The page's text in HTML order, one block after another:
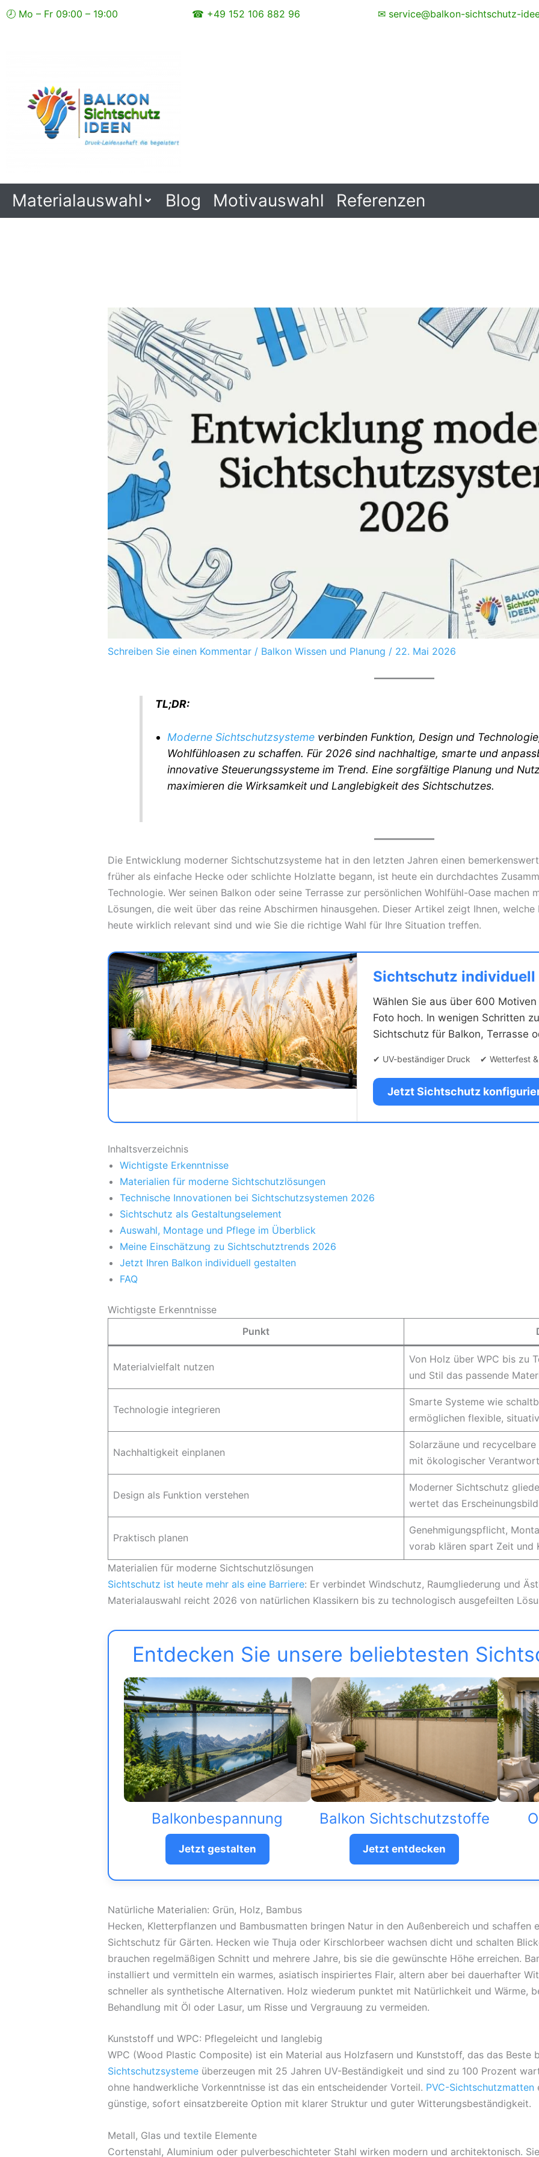
Zum
🕗 Mo – Fr 09:00 – 19:00 ☎ +49 152 106 882 96 ✉ service@balkon-sichtschutz-
Materialauswahl Blog Motivauswahl Referenzen
Schreiben Sie einen Kommentar / Balkon Wissen und Planung / 22. Mai 2026
TL;DR:
Moderne Sichtschutzsystemeverbinden Funktion, Design und
Wohlfühloasen zu schaffen. Für 2026 sind nachhaltige, smarte und
innovative Steuerungssysteme im Trend. Eine sorgfältige Planung und
maximieren die Wirksamkeit und Langlebigkeit des Sichtschutzes.
Die Entwicklung moderner Sichtschutzsysteme hat in den letzten Jahren einen
früher als einfache Hecke oder schlichte Holzlatte begann, ist heute ein durchdachtes
Technologie. Wer seinen Balkon oder seine Terrasse zur persönlichen Wohlfühl-Oase
Lösungen, die weit über das reine Abschirmen hinausgehen. Dieser Artikel zeigt Ihnen,
heute wirklich relevant sind und wie Sie die richtige Wahl für Ihre Situation treffen.
Sichtschutz individuell
Wählen Sie aus über 600
Foto hoch. In wenigen Schritten
Sichtschutz für Balkon, Terrasse
✔ UV-beständiger Druck ✔ Wetterfest
Jetzt Sichtschutz
Inhaltsverzeichnis
Wichtigste Erkenntnisse
Materialien für moderne Sichtschutzlösungen
Technische Innovationen bei Sichtschutzsystemen 2026
Sichtschutz als Gestaltungselement
Auswahl, Montage und Pflege im Überblick
Meine Einschätzung zu Sichtschutztrends 2026
Jetzt Ihren Balkon individuell gestalten
FAQ
Wichtigste Erkenntnisse
Punkt
Materialvielfalt nutzen
Von Holz über WPC bis zu
und Stil das passende
Technologie integrieren
Smarte Systeme wie
ermöglichen flexible,
Nachhaltigkeit einplanen
Solarzäune und
mit ökologischer
Design als Funktion verstehen
Moderner Sichtschutz
wertet das
Praktisch planen
Genehmigungspflicht,
vorab klären spart Zeit und
Materialien für moderne Sichtschutzlösungen
Sichtschutz ist heute mehr als eine Barriere: Er verbindet Windschutz, Raumgliederung und
Materialauswahl reicht 2026 von natürlichen Klassikern bis zu technologisch ausgefeilten
Entdecken Sie unsere beliebtesten
Balkonbespannung
Jetzt gestalten
Balkon Sichtschutzstoffe
Jetzt entdecken
Natürliche Materialien: Grün, Holz, Bambus
Hecken, Kletterpflanzen und Bambusmatten bringen Natur in den Außenbereich und schaffen
Sichtschutz für Gärten. Hecken wie Thuja oder Kirschlorbeer wachsen dicht und schalten
brauchen regelmäßigen Schnitt und mehrere Jahre, bis sie die gewünschte Höhe erreichen.
installiert und vermitteln ein warmes, asiatisch inspiriertes Flair, altern aber bei dauerhafter
schneller als synthetische Alternativen. Holz wiederum punktet mit Natürlichkeit und Wärme,
Behandlung mit Öl oder Lasur, um Risse und Vergrauung zu vermeiden.
Kunststoff und WPC: Pflegeleicht und langlebig
WPC (Wood Plastic Composite) ist ein Material aus Holzfasern und Kunststoff, das das Beste
Sichtschutzsystemeüberzeugen mit 25 Jahren UV-Beständigkeit und sind zu 100 Prozent
ohne handwerkliche Vorkenntnisse ist das ein entscheidender Vorteil. PVC-Sichtschutzmatten
günstige, sofort einsatzbereite Option mit klarer Struktur und guter Witterungsbeständigkeit.
Metall, Glas und textile Elemente
Cortenstahl, Aluminium oder pulverbeschichteter Stahl wirken modern und architektonisch.